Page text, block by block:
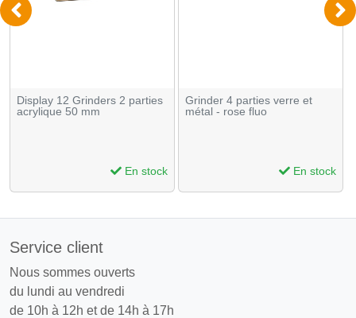
Display 12 Grinders 2 parties
acrylique 50 mm
En stock
Grinder 4 parties verre et
métal - rose fluo
En stock
Service client
Nous sommes ouverts
du lundi au vendredi
de 10h à 12h et de 14h à 17h